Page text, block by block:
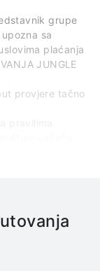
grupe
sa
plaćanja
JUNGLE
provjere tačno
pravilima
koja nisu
point stanice,
napusti